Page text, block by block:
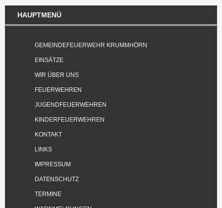
HAUPTMENÜ
GEMEINDEFEUERWEHR KRUMMHÖRN
EINSÄTZE
WIR ÜBER UNS
FEUERWEHREN
JUGENDFEUERWEHREN
KINDERFEUERWEHREN
KONTAKT
LINKS
IMPRESSUM
DATENSCHUTZ
TERMINE